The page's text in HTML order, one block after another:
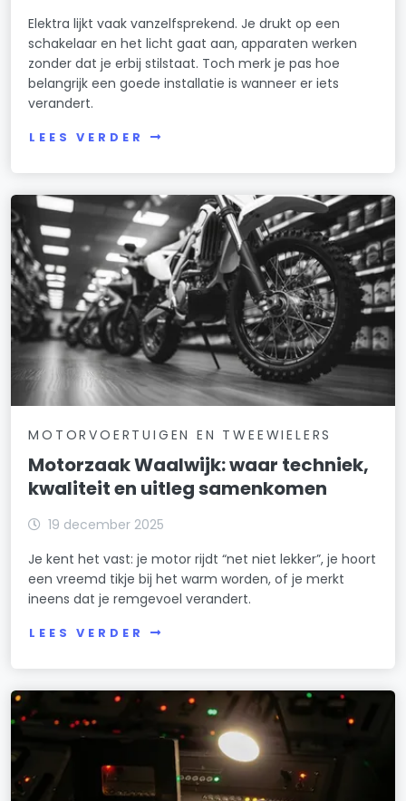
Elektra lijkt vaak vanzelfsprekend. Je drukt op een
schakelaar en het licht gaat aan, apparaten werken
zonder dat je erbij stilstaat. Toch merk je pas hoe
belangrijk een goede installatie is wanneer er iets
verandert.
LEES VERDER
MOTORVOERTUIGEN EN TWEEWIELERS
Motorzaak Waalwijk: waar techniek,
kwaliteit en uitleg samenkomen
19 december 2025
Je kent het vast: je motor rijdt “net niet lekker”, je hoort
een vreemd tikje bij het warm worden, of je merkt
ineens dat je remgevoel verandert.
LEES VERDER